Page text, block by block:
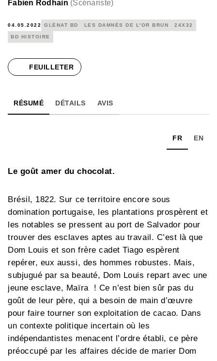
Fabien Rodhain (Scénariste)
04.05.2022 GLÉNAT BD LES DAMNÉS DE L'OR BRUN 24X32
BD HISTOIRE
FEUILLETER
RÉSUMÉ DÉTAILS AVIS
FR EN
Le goût amer du chocolat.
Brésil, 1822. Sur ce territoire encore sous
domination portugaise, les plantations prospèrent et
les notables se pressent au port de Salvador pour
trouver des esclaves aptes au travail. C’est là que
Dom Louis et son frère cadet Tiago espèrent
repérer, eux aussi, des hommes robustes. Mais,
subjugué par sa beauté, Dom Louis repart avec une
jeune esclave, Maïra ! Ce n’est bien sûr pas du
goût de leur père, qui a besoin de main d’œuvre
pour faire tourner son exploitation de cacao. Dans
un contexte politique incertain où les
indépendantistes menacent l’ordre établi, ce père
préoccupé par les affaires décide de marier Dom